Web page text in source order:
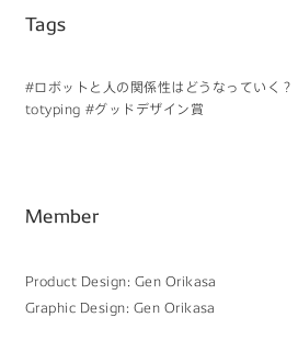
Tags
#ロボットと人の関係性はどうなっていく？
totyping #グッドデザイン賞
Member
Product Design: Gen Orikasa
Graphic Design: Gen Orikasa